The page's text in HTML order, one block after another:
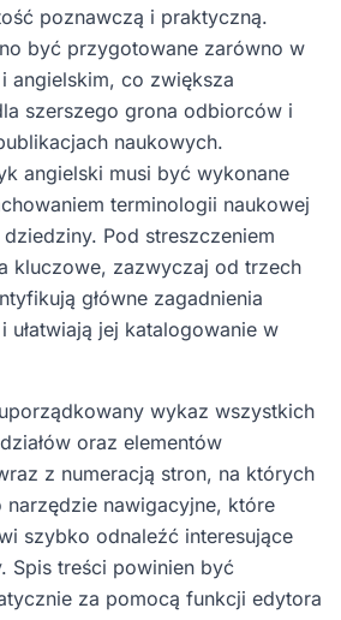
poznawczą i praktyczną.
być przygotowane zarówno w
angielskim, co zwiększa
szerszego grona odbiorców i
naukowych.
angielski musi być wykonane
terminologii naukowej
Pod streszczeniem
kluczowe, zazwyczaj od trzech
główne zagadnienia
ułatwiają jej katalogowanie w
wykaz wszystkich
oraz elementów
z numeracją stron, na których
narzędzie nawigacyjne, które
szybko odnaleźć interesujące
Spis treści powinien być
za pomocą funkcji edytora